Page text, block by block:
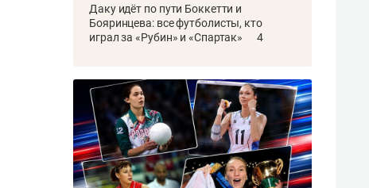
Даку идёт по пути Боккетти и
Бояринцева: все футболисты, кто
играл за «Рубин» и «Спартак»
4